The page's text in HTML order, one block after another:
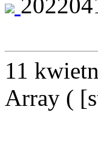
11
Array (